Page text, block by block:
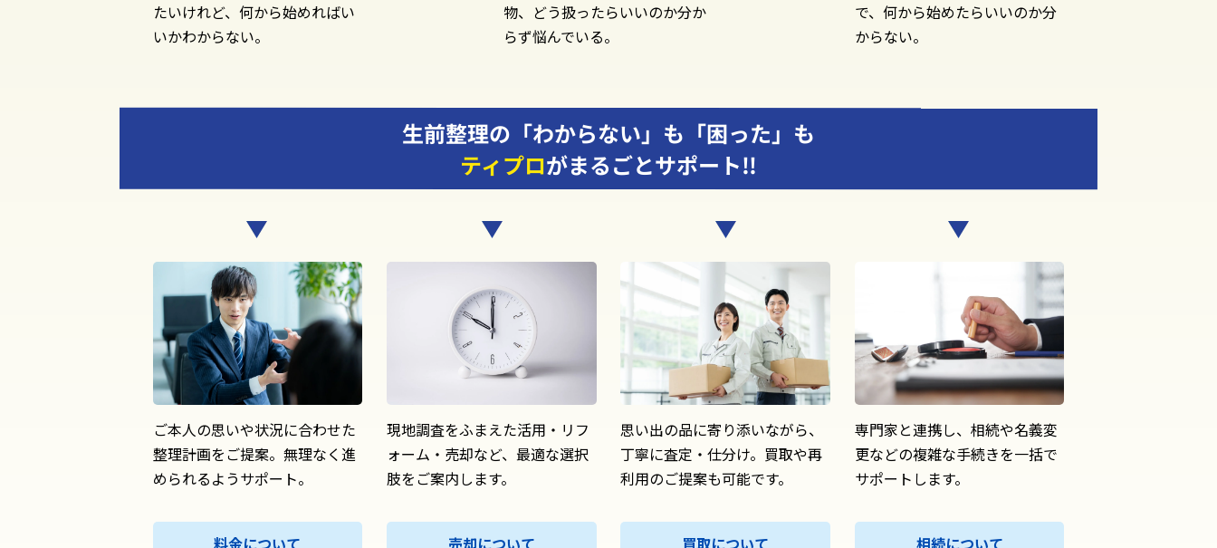
たいけれど、何から始めればい
いかわからない。
物、どう扱ったらいいのか分か
らず悩んでいる。
で、何から始めたらいいのか分
からない。
生前整理の「わからない」も「困った」も
ティプロがまるごとサポート!!
ご本人の思いや状況に合わせた
整理計画をご提案。無理なく進
められるようサポート。
料金について
現地調査をふまえた活用・リフ
ォーム・売却など、最適な選択
肢をご案内します。
売却について
思い出の品に寄り添いながら、
丁寧に査定・仕分け。買取や再
利用のご提案も可能です。
買取について
専門家と連携し、相続や名義変
更などの複雑な手続きを一括で
サポートします。
相続について